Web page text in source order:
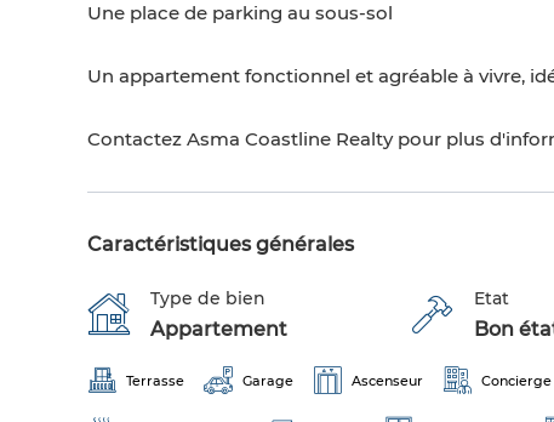
Une place de parking au sous-sol
Un appartement fonctionnel et agréable à vivre,
Contactez Asma Coastline Realty pour plus
Caractéristiques générales
Type de bien
Appartement
Etat
Bon
Terrasse Garage Ascenseur Concierge